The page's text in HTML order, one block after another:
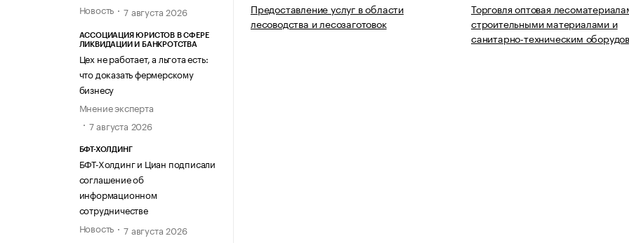
Новость
7 августа 2026
АССОЦИАЦИЯ ЮРИСТОВ В СФЕРЕ
ЛИКВИДАЦИИ И БАНКРОТСТВА
Цех не работает, а льгота есть:
что доказать фермерскому
бизнесу
Мнение эксперта
7 августа 2026
БФТ-ХОЛДИНГ
БФТ-Холдинг и Циан подписали
соглашение об
информационном
сотрудничестве
Новость
7 августа 2026
Предоставление услуг в области
лесоводства и лесозаготовок
Торговля оптовая
строительными материалами и
санитарно-техническим